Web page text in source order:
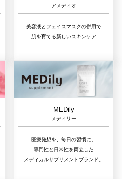
アメディオ
美容液とフェイスマスクの併用で
肌を育てる新しいスキンケア
MEDily
メディリー
医療発想を、毎日の習慣に。
専門性と日常性を両立した
メディカルサプリメントブランド。